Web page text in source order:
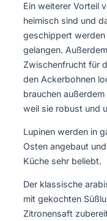
Ein weiterer Vorteil
heimisch sind und
geschippert werden
gelangen.
Zwischenfrucht für
den Ackerbohnen
brauchen
weil sie robust und
Lupinen werden in
Osten angebaut
Küche sehr beliebt.
Der klassische
mit gekochten
Zitronensaft